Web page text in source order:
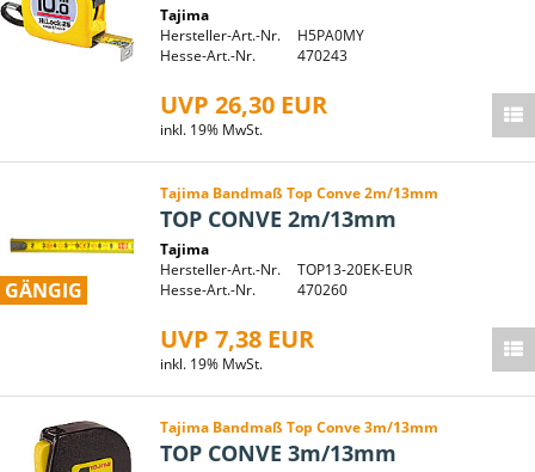
Tajima
Hersteller-Art.-Nr.
H5PA0MY
Hesse-Art.-Nr.
470243
UVP 26,30 EUR
inkl. 19% MwSt.
GÄNGIG
Tajima Bandmaß Top Conve 2m/13mm
TOP CONVE 2m/13mm
Tajima
Hersteller-Art.-Nr.
TOP13-20EK-EUR
Hesse-Art.-Nr.
470260
UVP 7,38 EUR
inkl. 19% MwSt.
Tajima Bandmaß Top Conve 3m/13mm
TOP CONVE 3m/13mm